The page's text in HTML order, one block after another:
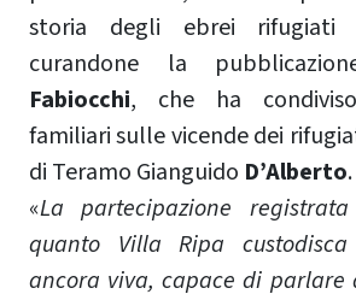
storia degli ebrei rifugiati
curandone la
Fabiocchi, che ha
familiari sulle vicende dei
di Teramo Gianguido D’Alberto.
«La partecipazione
quanto Villa Ripa
ancora viva, capace di parlare